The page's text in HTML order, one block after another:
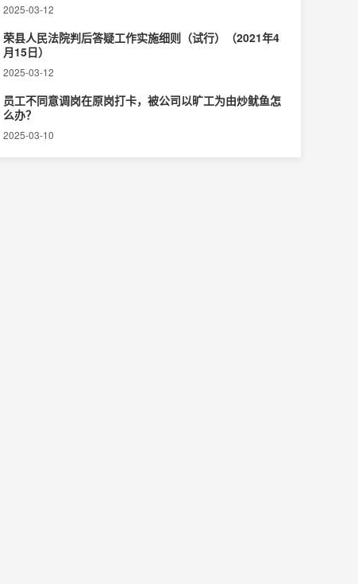
2025-03-12
荣县人民法院判后答疑工作实施细则（试行）（2021年4
月15日）
2025-03-12
员工不同意调岗在原岗打卡，被公司以旷工为由炒鱿鱼怎
么办？
2025-03-10